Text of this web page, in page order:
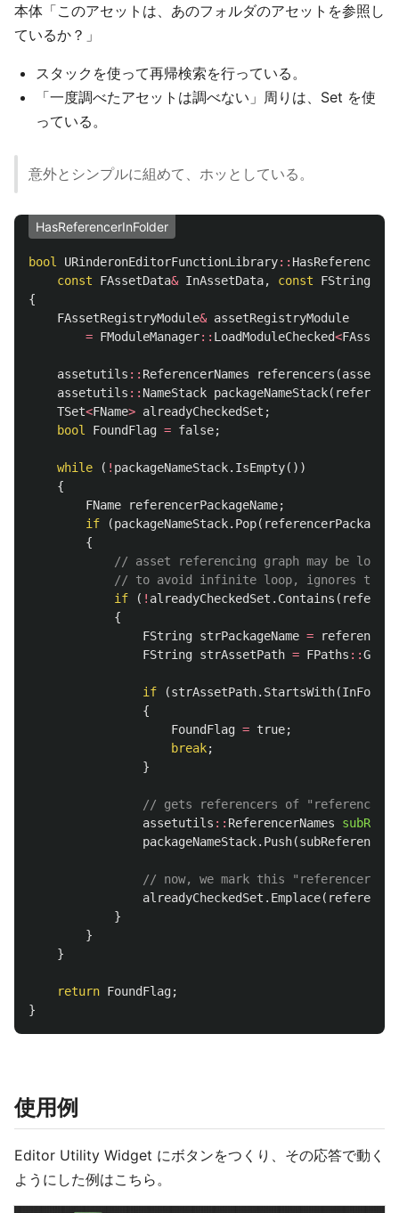
本体「このアセットは、あのフォルダのアセットを参照し
ているか？」
スタックを使って再帰検索を行っている。
「一度調べたアセットは調べない」周りは、Set を使
っている。
意外とシンプルに組めて、ホッとしている。
HasReferencerInFolder
bool URinderonEditorFunctionLibrary::
const
FAssetData& InAssetData, const FString
{
FAssetRegistryModule& assetRegistryModule
= FModuleManager:: LoadModuleChecked<
assetutils :: ReferencerNames referencers (
assetutils :: NameStack packageNameStack(
TSet<FName> alreadyCheckedSet ;
bool
FoundFlag = false;
while ( ! packageNameStack. IsEmpty())
{
FName
referencerPackageName;
if
(packageNameStack. Pop(
{
// asset referencing graph may be
// to avoid infinite loop, ignores the
if
( ! alreadyCheckedSet . Contains (
{
FString strPackageName =
FString strAssetPath = FPaths ::
if (strAssetPath. StartsWith(
{
FoundFlag = true;
break;
}
// gets referencers of
assetutils :: ReferencerNames
packageNameStack. Push(subReferencers
// now, we mark this
alreadyCheckedSet . Emplace(
}
}
}
return FoundFlag;
}
使用例
Editor Utility Widget にボタンをつくり、その応答で動く
ようにした例はこちら。